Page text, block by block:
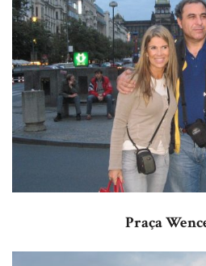
Praça